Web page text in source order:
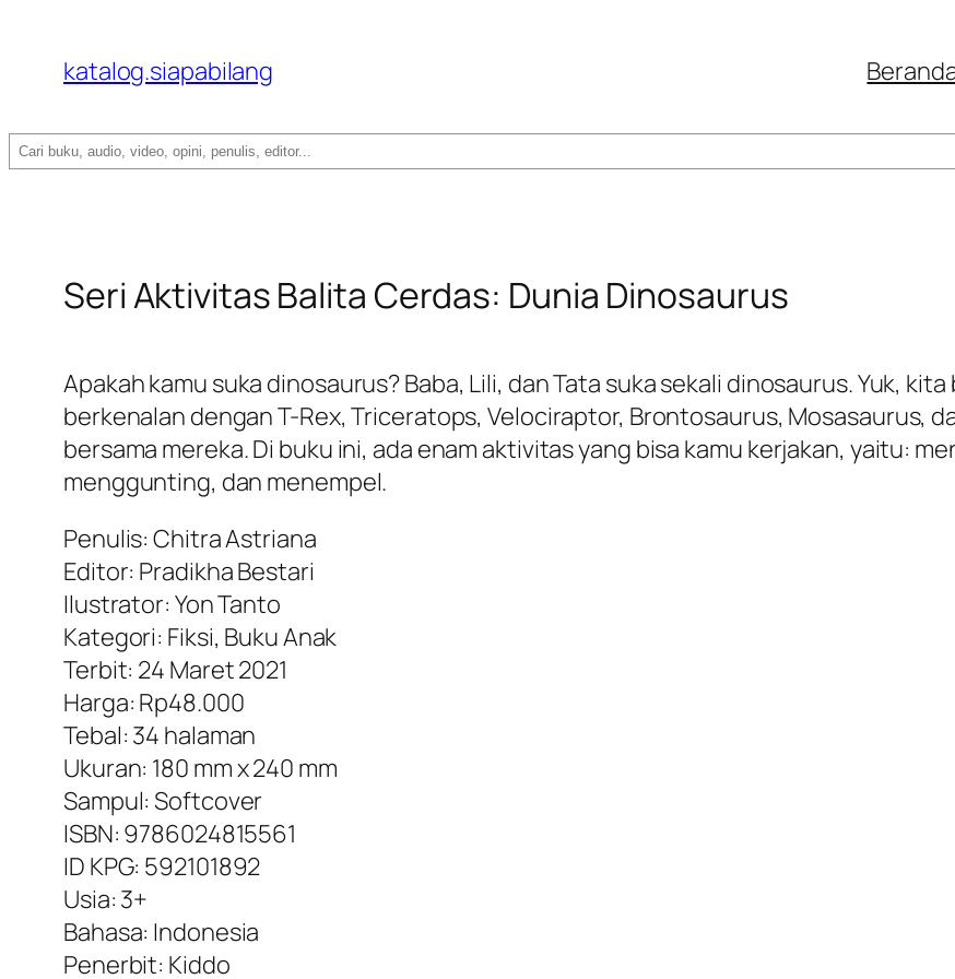
katalog.siapabilang
Search
Seri Aktivitas Balita Cerdas: Dunia Dinosaurus
Apakah kamu suka dinosaurus? Baba, Lili, dan Tata suka sekali dinosaurus. Yuk,
berkenalan dengan T-Rex, Triceratops, Velociraptor, Brontosaurus, Mosasaurus,
bersama mereka. Di buku ini, ada enam aktivitas yang bisa kamu kerjakan, yaitu:
menggunting, dan menempel.
Penulis: Chitra Astriana
Editor: Pradikha Bestari
Ilustrator: Yon Tanto
Kategori: Fiksi, Buku Anak
Terbit: 24 Maret 2021
Harga: Rp48.000
Tebal: 34 halaman
Ukuran: 180 mm x 240 mm
Sampul: Softcover
ISBN: 9786024815561
ID KPG: 592101892
Usia: 3+
Bahasa: Indonesia
Penerbit: Kiddo